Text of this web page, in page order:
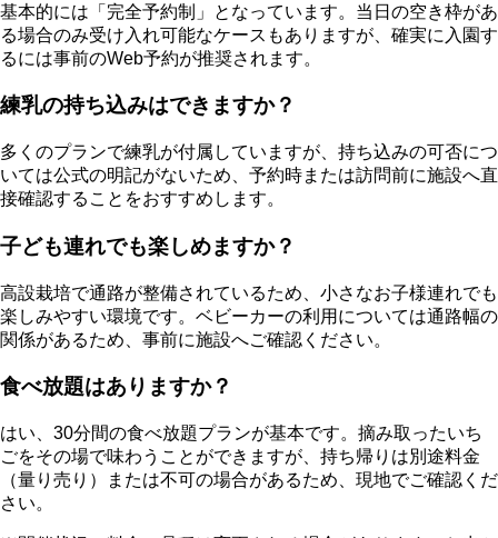
基本的には「完全予約制」となっています。当日の空き枠があ
る場合のみ受け入れ可能なケースもありますが、確実に入園す
るには事前のWeb予約が推奨されます。
練乳の持ち込みはできますか？
多くのプランで練乳が付属していますが、持ち込みの可否につ
いては公式の明記がないため、予約時または訪問前に施設へ直
接確認することをおすすめします。
子ども連れでも楽しめますか？
高設栽培で通路が整備されているため、小さなお子様連れでも
楽しみやすい環境です。ベビーカーの利用については通路幅の
関係があるため、事前に施設へご確認ください。
食べ放題はありますか？
はい、30分間の食べ放題プランが基本です。摘み取ったいち
ごをその場で味わうことができますが、持ち帰りは別途料金
（量り売り）または不可の場合があるため、現地でご確認くだ
さい。